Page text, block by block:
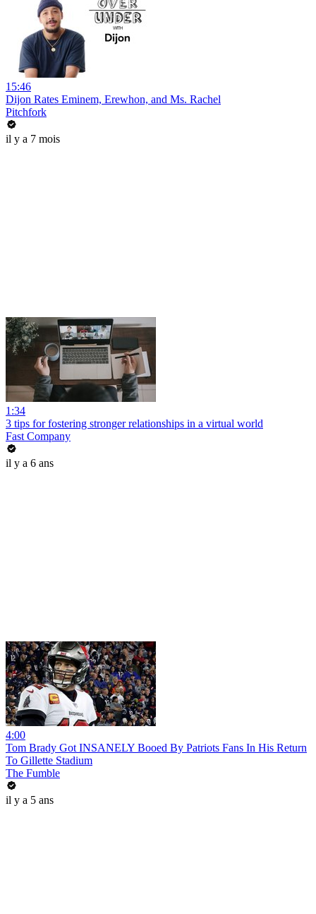
15:46
Dijon Rates Eminem, Erewhon, and Ms. Rachel
Pitchfork
il y a 7 mois
1:34
3 tips for fostering stronger relationships in a virtual world
Fast Company
il y a 6 ans
4:00
Tom Brady Got INSANELY Booed By Patriots Fans In His Return
To Gillette Stadium
The Fumble
il y a 5 ans